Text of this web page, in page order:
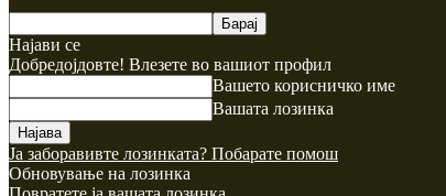
Најави се
Добредојдовте! Влезете во вашиот профил
Вашето корисничко име
Вашата лозинка
Ја заборавивте лозинката? Побарате помош
Обновување на лозинка